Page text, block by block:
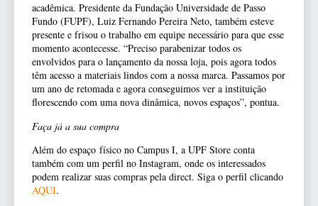
acadêmica. Presidente da Fundação Universidade de Passo
Fundo (FUPF), Luiz Fernando Pereira Neto, também esteve
presente e frisou o trabalho em equipe necessário para que esse
momento acontecesse. “Preciso parabenizar todos os
envolvidos para o lançamento da nossa loja, pois agora todos
têm acesso a materiais lindos com a nossa marca. Passamos por
um ano de retomada e agora conseguimos ver a instituição
florescendo com uma nova dinâmica, novos espaços”, pontua.
Faça já a sua compra
Além do espaço físico no Campus I, a UPF Store conta
também com um perfil no Instagram, onde os interessados
podem realizar suas compras pela direct. Siga o perfil clicando
AQUI.